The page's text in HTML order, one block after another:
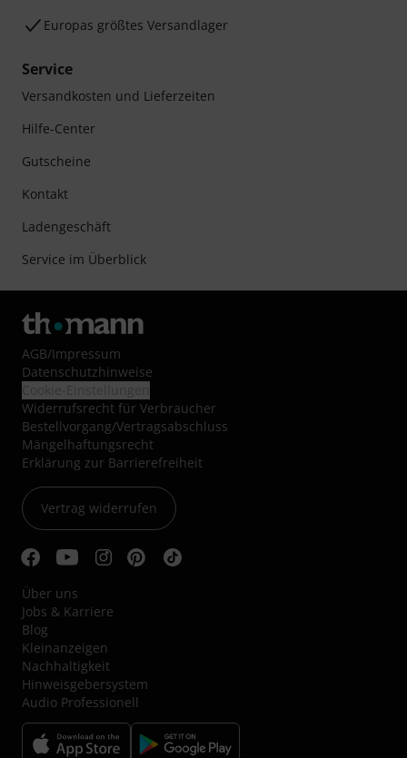
Europas größtes Versandlager
Service
Versandkosten und Lieferzeiten
Hilfe-Center
Gutscheine
Kontakt
Ladengeschäft
Service im Überblick
AGB/Impressum
Datenschutzhinweise
Widerrufsrecht für Verbraucher
Bestellvorgang/Vertragsabschluss
Mängelhaftungsrecht
Erklärung zur Barrierefreiheit
Vertrag widerrufen
Über uns
Jobs & Karriere
Blog
Kleinanzeigen
Nachhaltigkeit
Hinweisgebersystem
Audio Professionell